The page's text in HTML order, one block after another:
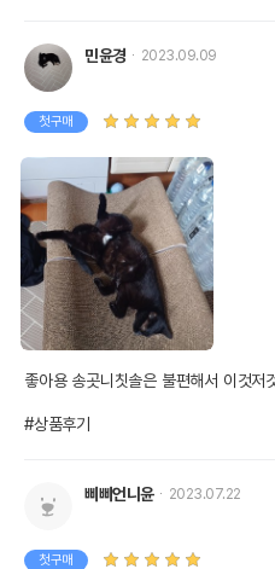
민윤경 2023.09.09
첫구매
좋아용 송곳니칫솔은 불편해서 이것저
#상품후기
삐삐언니윤 2023.07.22
첫구매